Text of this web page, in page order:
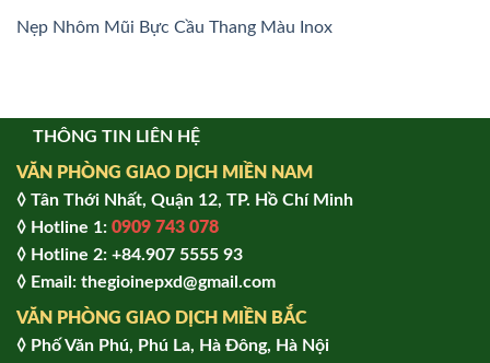
Nẹp Nhôm Mũi Bực Cầu Thang Màu Inox
THÔNG TIN LIÊN HỆ
VĂN PHÒNG GIAO DỊCH MIỀN NAM
◊ Tân Thới Nhất, Quận 12, TP. Hồ Chí Minh
◊ Hotline 1: 0909 743 078
◊ Hotline 2: +84.907 5555 93
◊ Email: thegioinepxd@gmail.com
VĂN PHÒNG GIAO DỊCH MIỀN BẮC
◊ Phố Văn Phú, Phú La, Hà Đông, Hà Nội